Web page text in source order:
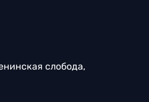
слобода,